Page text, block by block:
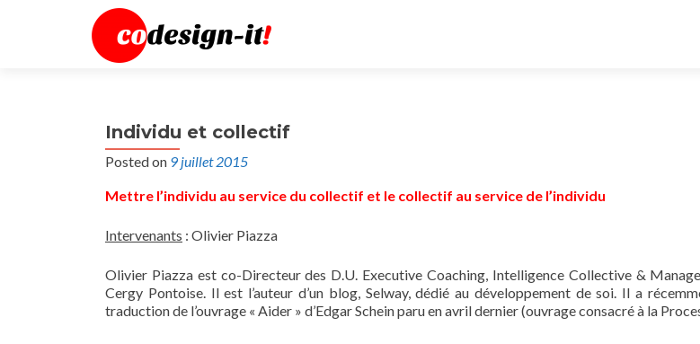
Individu et collectif
Posted on 9 juillet 2015
Mettre l’individu au service du collectif et le collectif au service de l’individu
Intervenants : Olivier Piazza
Olivier Piazza est co-Directeur des D.U. Executive Coaching, Intelligence Collective &
Cergy Pontoise. Il est l’auteur d’un blog, Selway, dédié au développement de soi. Il a
traduction de l’ouvrage « Aider » d’Edgar Schein paru en avril dernier (ouvrage consacré à la